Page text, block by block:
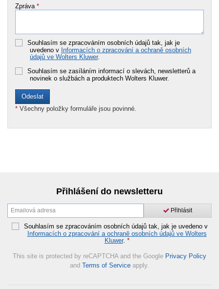
Zpráva *
Souhlasím se zpracováním osobních údajů tak, jak je
uvedeno v Informacích o zpracování a ochraně osobních
údajů ve Wolters Kluwer.
Souhlasím se zasíláním informací o slevách, newsletterů a
novinek o službách a produktech Wolters Kluwer.
* Všechny položky formuláře jsou povinné.
Přihlášení do newsletteru
Přihlásit
Souhlasím se zpracováním osobních údajů tak, jak je uvedeno v
Informacích o zpracování a ochraně osobních údajů ve Wolters
Kluwer. *
This site is protected by reCAPTCHA and the Google Privacy Policy
and Terms of Service apply.